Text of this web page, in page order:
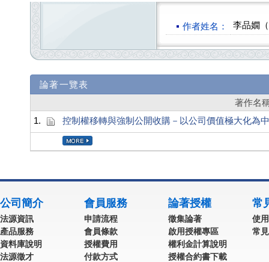
作者姓名： 李品嫺
論著一覽表
著作名
1.
控制權移轉與強制公開收購－以公司價值極大化為
公司簡介
法源資訊
產品服務
資料庫說明
法源徵才
會員服務
申請流程
會員條款
授權費用
付款方式
論著授權
徵集論著
啟用授權專區
權利金計算說明
授權合約書下載
常
使
常